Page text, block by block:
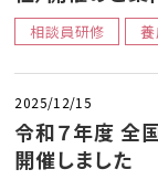
相談員研修
2025/12/15
令和７年度 全
開催しました